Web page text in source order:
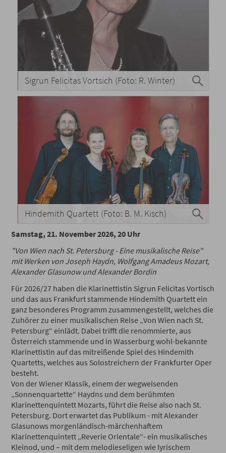
Sigrun Felicitas Vortsich (Foto: R. Winter)
Hindemith Quartett (Foto: B. M. Kisch)
Samstag, 21. November 2026, 20 Uhr
"Von Wien nach St. Petersburg - Eine musikalische Reise"
mit Werken von Joseph Haydn, Wolfgang Amadeus Mozart,
Alexander Glasunow und Alexander Bordin
Für 2026/27 haben die Klarinettistin Sigrun Felicitas Vortisch
und das aus Frankfurt stammende Hindemith Quartett ein
ganz besonderes Programm zusammengestellt, welches die
Zuhörer zu einer musikalischen Reise „Von Wien nach St.
Petersburg“ einlädt. Dabei trifft die renommierte, aus
Österreich stammende und in Wasserburg wohl-bekannte
Klarinettistin auf das mitreißende Spiel des Hindemith
Quartetts, welches aus Solostreichern der Frankfurter Oper
besteht.
Von der Wiener Klassik, einem der wegweisenden
„Sonnenquartette“ Haydns und dem berühmten
Klarinettenquintett Mozarts, führt die Reise also nach St.
Petersburg. Dort erwartet das Publikum - mit Alexander
Glasunows morgenländisch-märchenhaftem
Klarinettenquintett „Reverie Orientale“- ein musikalisches
Kleinod, und – mit dem melodieseligen wie lyrischem